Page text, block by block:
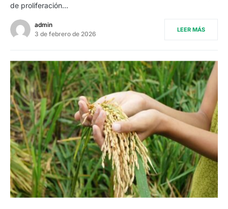
de proliferación…
admin
3 de febrero de 2026
LEER MÁS